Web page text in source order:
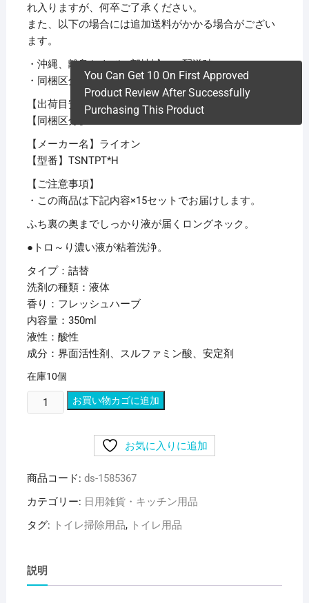
れ入りますが、何卒ご了承ください。
また、以下の場合には追加送料がかかる場合がござい
ます。
・沖縄、離島および一部地域への配送時
・同梱区分が異なる商品の複数購入時
【出荷目安】：
1 – 5営業日 ※土日・祝除く
【同梱区分】：
【メーカー名】ライオン
【型番】TSNTPT*H
【ご注意事項】
・この商品は下記内容×15セットでお届けします。
ふち裏の奥までしっかり液が届くロングネック。
●トロ～り濃い液が粘着洗浄。
タイプ：詰替
洗剤の種類：液体
香り：フレッシュハーブ
内容量：350ml
液性：酸性
成分：界面活性剤、スルファミン酸、安定剤
在庫10個
You Can Get 10 On First Approved
Product Review After Successfully
Purchasing This Product
と
オ
ン
イ
の
お買い物カゴに追加
お気に入りに追加
商品コード: ds-1585367
カテゴリー: 日用雑貨・キッチン用品
タグ: トイレ掃除用品, トイレ用品
説明